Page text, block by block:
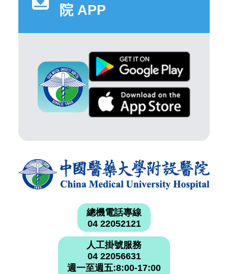
院 APP
總機電話專線
04 22052121
人工掛號服務
04 22056631
週一至週五:8:00-17:00